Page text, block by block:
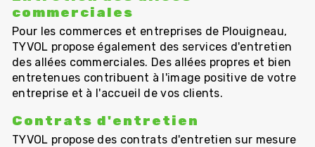
commerciales
Pour les commerces et entreprises de Plouigneau,
TYVOL propose également des services d'entretien
des allées commerciales. Des allées propres et bien
entretenues contribuent à l'image positive de votre
entreprise et à l'accueil de vos clients.
Contrats d'entretien
TYVOL propose des contrats d'entretien sur mesure